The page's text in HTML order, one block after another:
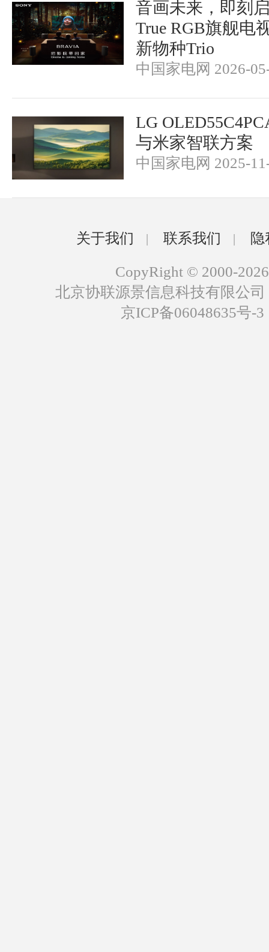
音画未来，即刻
True RGB旗舰电
新物种Trio
中国家电网 2026-
LG
与米家智联方案
中国家电网 2025-
关于我们 | 联系我们 |
CopyRight © 2000-2026
北京协联源景信息科技有限公
京ICP备06048635号-3